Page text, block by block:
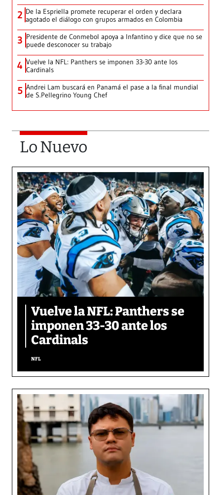
2 De la Espriella promete recuperar el orden y declara
agotado el diálogo con grupos armados en Colombia
3 Presidente de Conmebol apoya a Infantino y dice que no se
puede desconocer su trabajo
4 Vuelve la NFL: Panthers se imponen 33-30 ante los
Cardinals
5 Andrei Lam buscará en Panamá el pase a la final mundial
de S.Pellegrino Young Chef
Lo Nuevo
Vuelve la NFL: Panthers se
imponen 33-30 ante los
Cardinals
NFL